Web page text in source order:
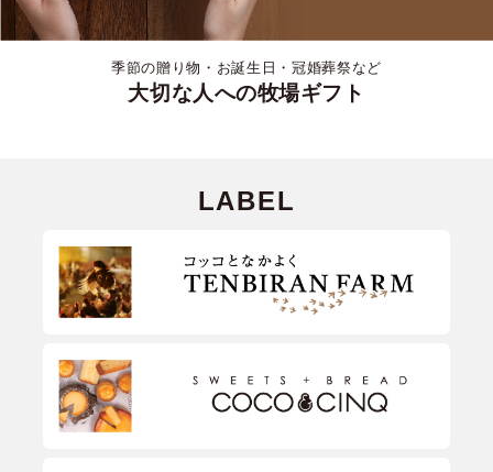
季節の贈り物・お誕生日・冠婚葬祭など
大切な人への牧場ギフト
LABEL